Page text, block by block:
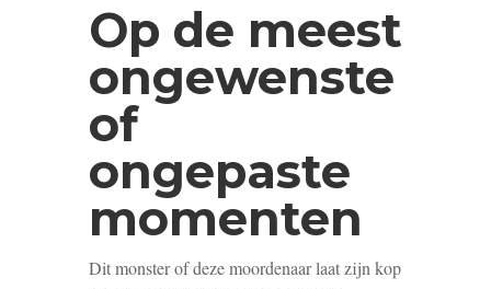
Op de meest
ongewenste
of
ongepaste
momenten
Dit monster of deze moordenaar laat zijn kop